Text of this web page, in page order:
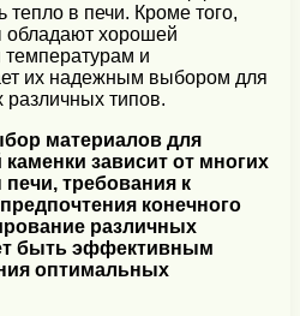
тепло в печи. Кроме того,
обладают хорошей
температурам и
их надежным выбором для
различных типов.
материалов для
зависит от многих
печи, требования к
конечного
различных
быть эффективным
оптимальных